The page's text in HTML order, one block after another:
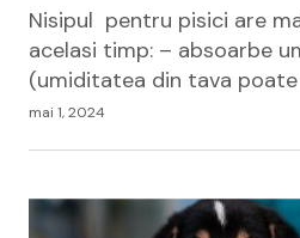
Nisipul pentru pisici are
acelasi timp: – absoarbe
(umiditatea din tava
mai 1, 2024